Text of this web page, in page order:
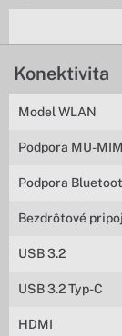
Konektivita
Model WLAN
Podpora MU-
Podpora
Bezdrôtové
USB 3.2
USB 3.2 Typ-C
HDMI